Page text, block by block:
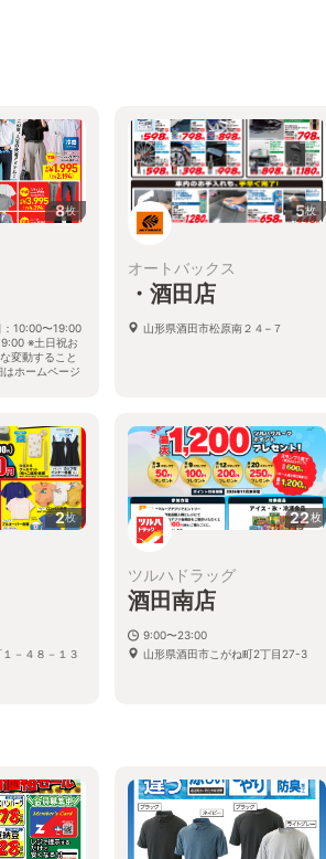
8枚
10:00〜19:00
※土日祝お
変動すること
ホームページ
5枚
オートバックス
・酒田店
山形県酒田市松原南２４−７
2枚
－４８－１３
22枚
ツルハドラッグ
酒田南店
9:00〜23:00
山形県酒田市こがね町2丁目27-3